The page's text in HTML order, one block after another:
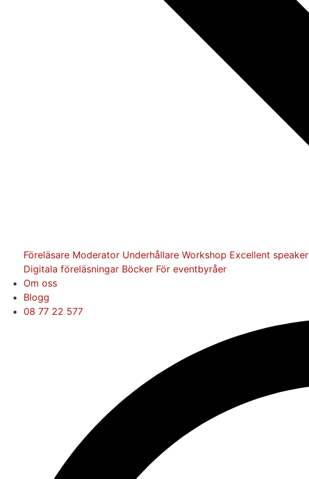
Föreläsare Moderator Underhållare Workshop Excellent speaker
Digitala föreläsningar Böcker För eventbyråer
Om oss
Blogg
08 77 22 577